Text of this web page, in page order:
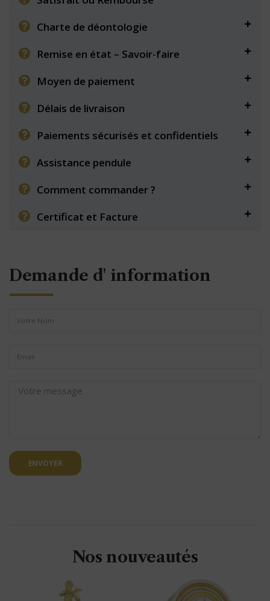
Charte de déontologie
Remise en état – Savoir-faire
Moyen de paiement
Délais de livraison
Paiements sécurisés et confidentiels
Assistance pendule
Comment commander ?
Certificat et Facture
Demande d' information
ENVOYER
Nos nouveautés